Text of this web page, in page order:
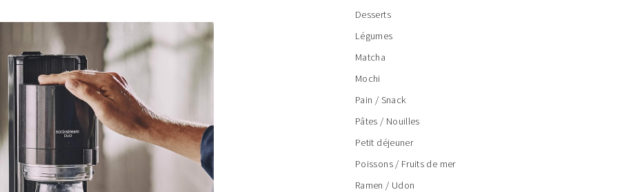
Desserts
Légumes
Matcha
Mochi
Pain / Snack
Pâtes / Nouilles
Petit déjeuner
Poissons / Fruits de mer
Ramen / Udon